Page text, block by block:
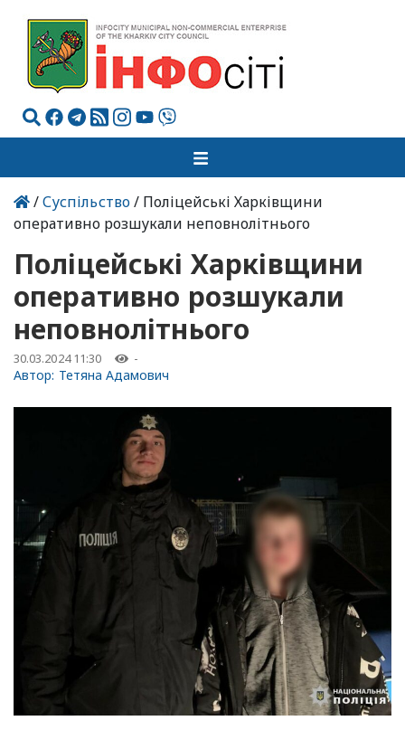
/Суспільство/ Поліцейські Харківщини
оперативно розшукали неповнолітнього
Поліцейські Харківщини
оперативно розшукали
неповнолітнього
30.03.2024 11:30 -
Автор: Тетяна Адамович